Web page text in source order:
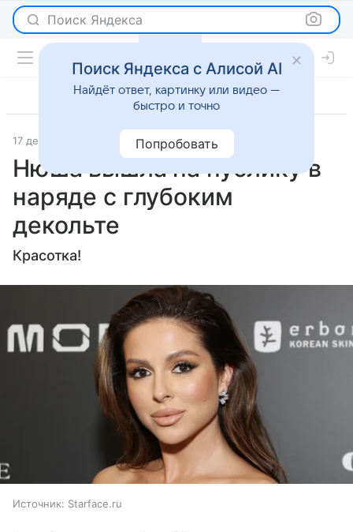
Поиск Яндекса
17 декабря 2025 Lenta.Ru Светская жизнь
Нюша вышла на публику в
наряде с глубоким
декольте
Красотка!
Источник: Starface.ru
Поиск Яндекса с Алисой AI
Найдёт ответ, картинку или видео —
быстро и точно
Попробовать